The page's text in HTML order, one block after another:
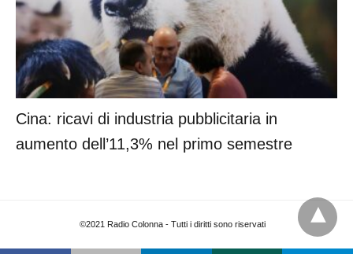
Cina: ricavi di industria pubblicitaria in
aumento dell’11,3% nel primo semestre
©2021 Radio Colonna - Tutti i diritti sono riservati